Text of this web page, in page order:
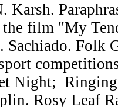
film "My
Sachiado. Folk
Night;
Rosy Leaf